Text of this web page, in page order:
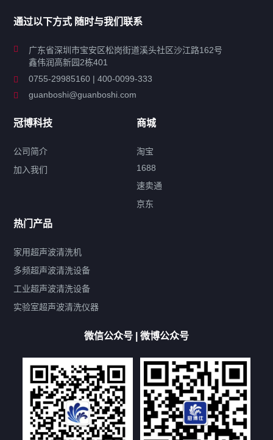
工业超声波清洗设备
特种超声波洗净产品
超声波配件
产品标签
鼓泡 升降 抛动
带加热
功率可调
双波脱气
机械旋钮系列
厨具清洗机
超声波振板
高尔夫球杆清洗机
大型单槽带过滤系列
全自动/半自动系列
客户定制非标机参考
双槽三槽四槽五槽多槽系列
轮胎清洗机
多频 扫频
文章标签
通过以下方式 随时与我们联系
广东省深圳市宝安区松岗街道溪头社区沙江路162号
鑫伟润高新园2栋401
0755-29985160 | 400-0099-333
guanboshi@guanboshi.com
冠博科技
公司简介
加入我们
商城
淘宝
1688
速卖通
京东
热门产品
家用超声波清洗机
多频超声波清洗设备
工业超声波清洗设备
实验室超声波清洗仪器
微信公众号 | 微博公众号